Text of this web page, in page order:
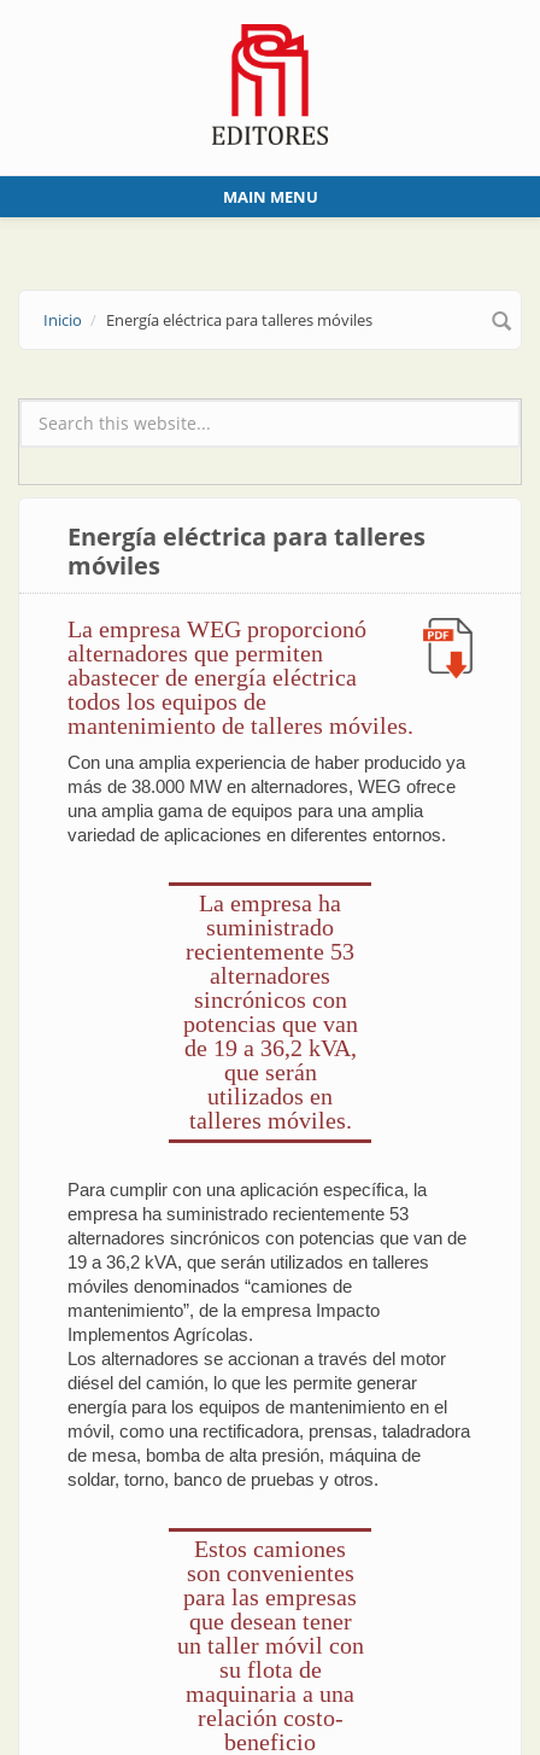
MAIN MENU
Inicio Energía eléctrica para talleres móviles
Formulario de búsqueda
Energía eléctrica para talleres
móviles
La empresa WEG proporcionó
alternadores que permiten
abastecer de energía eléctrica
todos los equipos de
mantenimiento de talleres móviles.
Con una amplia experiencia de haber producido ya
más de 38.000 MW en alternadores, WEG ofrece
una amplia gama de equipos para una amplia
variedad de aplicaciones en diferentes entornos.
La empresa ha
suministrado
recientemente 53
alternadores
sincrónicos con
potencias que van
de 19 a 36,2 kVA,
que serán
utilizados en
talleres móviles.
Para cumplir con una aplicación específica, la
empresa ha suministrado recientemente 53
alternadores sincrónicos con potencias que van de
19 a 36,2 kVA, que serán utilizados en talleres
móviles denominados “camiones de
mantenimiento”, de la empresa Impacto
Implementos Agrícolas.
Los alternadores se accionan a través del motor
diésel del camión, lo que les permite generar
energía para los equipos de mantenimiento en el
móvil, como una rectificadora, prensas, taladradora
de mesa, bomba de alta presión, máquina de
soldar, torno, banco de pruebas y otros.
Estos camiones
son convenientes
para las empresas
que desean tener
un taller móvil con
su flota de
maquinaria a una
relación costo-
beneficio